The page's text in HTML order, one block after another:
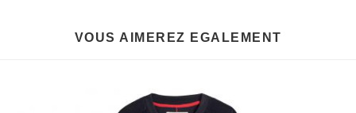
VOUS AIMEREZ EGALEMENT